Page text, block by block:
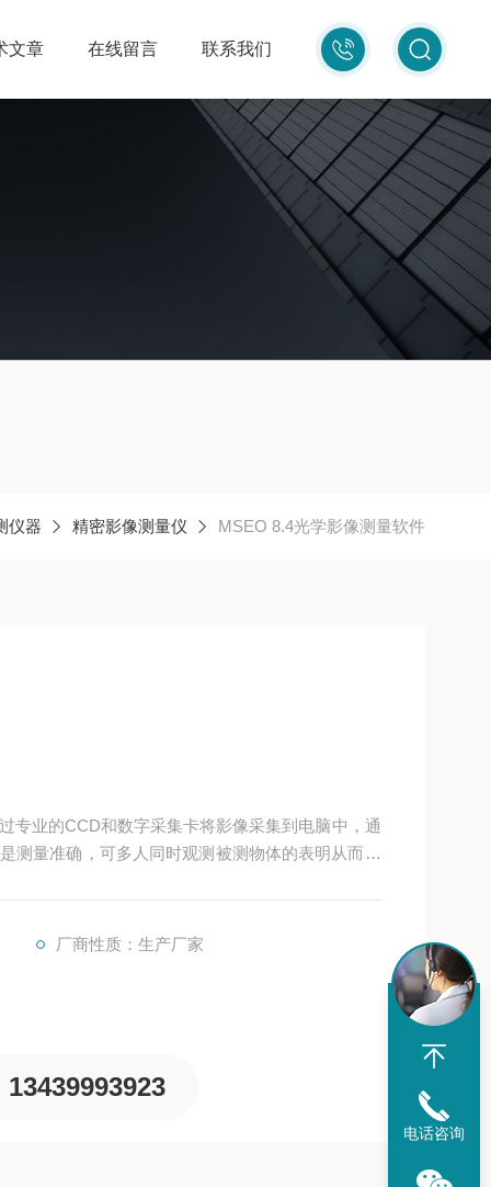
010-
87681080
文章 在线留言 联系我们
仪器 精密影像测量仪 MSEO 8.4光学影像测量软件
专业的CCD和数字采集卡将影像采集到电脑中，通
测量准确，可多人同时观测被测物体的表明从而进
厂商性质：生产厂家
13439993923
电话咨询